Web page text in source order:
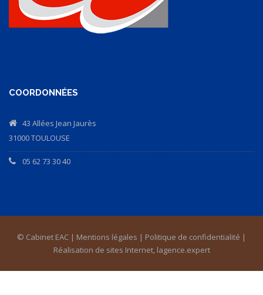
COORDONNÉES
43 Allées Jean Jaurès
31000 TOULOUSE
05 62 73 30 40
© Cabinet EAC | Mentions légales | Politique de confidentialité |
Réalisation de sites Internet, lagence.expert